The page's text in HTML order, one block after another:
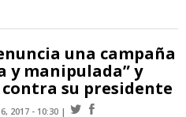
una campaña
y manipulada” y
contra su presidente
2017 - 10:30